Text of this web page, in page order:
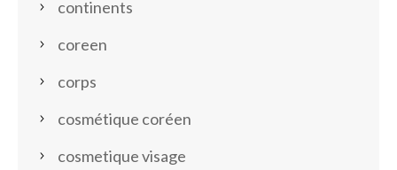
continents
coreen
corps
cosmétique coréen
cosmetique visage